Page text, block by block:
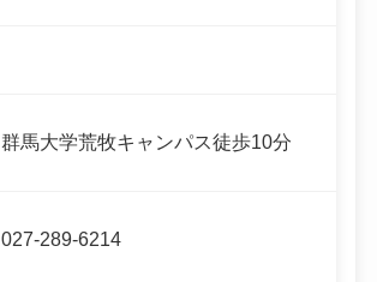
群馬大学荒牧キャンパス徒歩10分
027-289-6214